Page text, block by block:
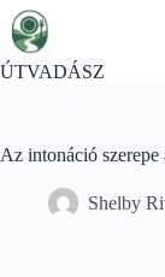
Skip
to
content
ÚTVADÁSZ
Az intonáció szerepe
Shelby